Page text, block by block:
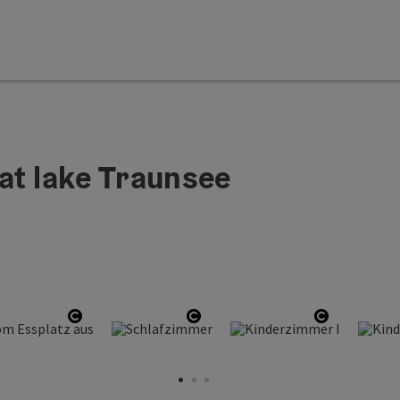
lake Traunsee
Open copyrightOpen copyright Open